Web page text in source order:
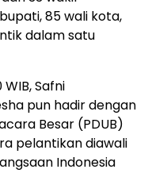
85 wali kota,
dalam satu
Safni
pun hadir dengan
Besar (PDUB)
pelantikan diawali
Indonesia